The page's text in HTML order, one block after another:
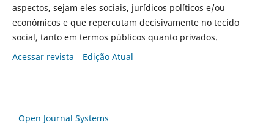
aspectos, sejam eles sociais, jurídicos políticos e/ou
econômicos e que repercutam decisivamente no tecido
social, tanto em termos públicos quanto privados.
Acessar revista
Edição Atual
Open Journal Systems